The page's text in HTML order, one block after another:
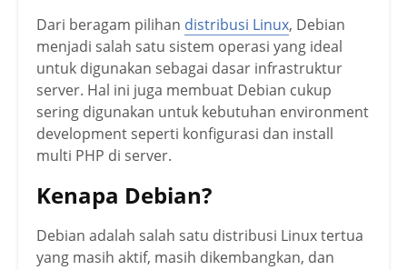
Dari beragam pilihan distribusi Linux, Debian
menjadi salah satu sistem operasi yang ideal
untuk digunakan sebagai dasar infrastruktur
server. Hal ini juga membuat Debian cukup
sering digunakan untuk kebutuhan environment
development seperti konfigurasi dan install
multi PHP di server.
Kenapa Debian?
Debian adalah salah satu distribusi Linux tertua
yang masih aktif, masih dikembangkan, dan